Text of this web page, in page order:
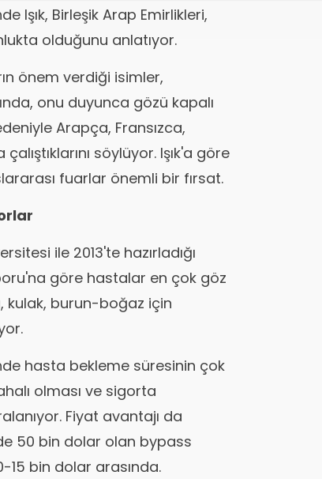
Işık, Birleşik Arap Emirlikleri,
olduğunu anlatıyor.
önem verdiği isimler,
onu duyunca gözü kapalı
Arapça, Fransızca,
söylüyor. Işık'a göre
fuarlar önemli bir fırsat.
ile 2013'te hazırladığı
göre hastalar en çok göz
kulak, burun-boğaz için
hasta bekleme süresinin çok
olması ve sigorta
Fiyat avantajı da
50 bin dolar olan bypass
15 bin dolar arasında.